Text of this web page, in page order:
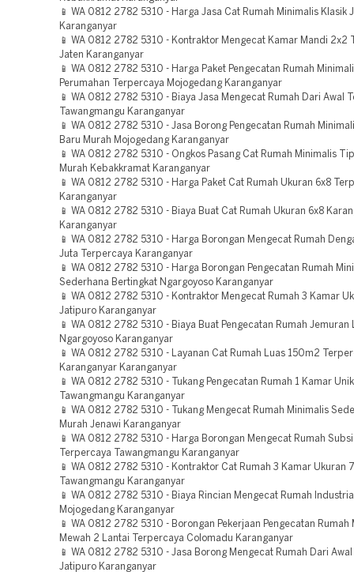
📱 WA 0812 2782 5310 - Harga Jasa Cat Rumah Minimalis Klasik
Karanganyar
📱 WA 0812 2782 5310 - Kontraktor Mengecat Kamar Mandi 2x2
Jaten Karanganyar
📱 WA 0812 2782 5310 - Harga Paket Pengecatan Rumah
Perumahan Terpercaya Mojogedang Karanganyar
📱 WA 0812 2782 5310 - Biaya Jasa Mengecat Rumah Dari Awal
Tawangmangu Karanganyar
📱 WA 0812 2782 5310 - Jasa Borong Pengecatan Rumah
Baru Murah Mojogedang Karanganyar
📱 WA 0812 2782 5310 - Ongkos Pasang Cat Rumah Minimalis
Murah Kebakkramat Karanganyar
📱 WA 0812 2782 5310 - Harga Paket Cat Rumah Ukuran 6x8
Karanganyar
📱 WA 0812 2782 5310 - Biaya Buat Cat Rumah Ukuran 6x8
Karanganyar
📱 WA 0812 2782 5310 - Harga Borongan Mengecat Rumah
Juta Terpercaya Karanganyar
📱 WA 0812 2782 5310 - Harga Borongan Pengecatan Rumah
Sederhana Bertingkat Ngargoyoso Karanganyar
📱 WA 0812 2782 5310 - Kontraktor Mengecat Rumah 3 Kamar
Jatipuro Karanganyar
📱 WA 0812 2782 5310 - Biaya Buat Pengecatan Rumah Jemuran
Ngargoyoso Karanganyar
📱 WA 0812 2782 5310 - Layanan Cat Rumah Luas 150m2
Karanganyar Karanganyar
📱 WA 0812 2782 5310 - Tukang Pengecatan Rumah 1 Kamar
Tawangmangu Karanganyar
📱 WA 0812 2782 5310 - Tukang Mengecat Rumah Minimalis
Murah Jenawi Karanganyar
📱 WA 0812 2782 5310 - Harga Borongan Mengecat Rumah
Terpercaya Tawangmangu Karanganyar
📱 WA 0812 2782 5310 - Kontraktor Cat Rumah 3 Kamar Ukuran
Tawangmangu Karanganyar
📱 WA 0812 2782 5310 - Biaya Rincian Mengecat Rumah
Mojogedang Karanganyar
📱 WA 0812 2782 5310 - Borongan Pekerjaan Pengecatan Rumah
Mewah 2 Lantai Terpercaya Colomadu Karanganyar
📱 WA 0812 2782 5310 - Jasa Borong Mengecat Rumah Dari
Jatipuro Karanganyar